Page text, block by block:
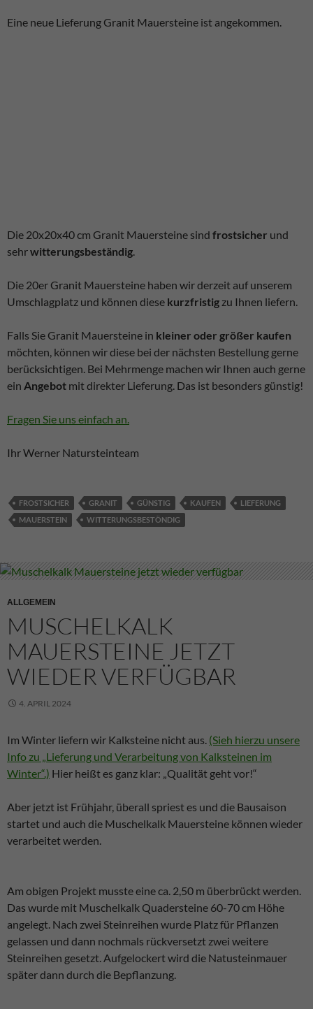
Eine neue Lieferung Granit Mauersteine ist angekommen.
Die 20x20x40 cm Granit Mauersteine sind frostsicher und
sehrwitterungsbeständig.
Die 20er Granit Mauersteine haben wir derzeit auf unserem
Umschlagplatz und können diese kurzfristig zu Ihnen liefern.
Falls Sie Granit Mauersteine in kleiner oder größer kaufen
möchten, können wir diese bei der nächsten Bestellung gerne
berücksichtigen. Bei Mehrmenge machen wir Ihnen auch gerne
ein Angebot mit direkter Lieferung. Das ist besonders günstig!
Fragen Sie uns einfach an.
Ihr Werner Natursteinteam
FROSTSICHER GRANIT GÜNSTIG KAUFEN
LIEFERUNG
MAUERSTEIN
WITTERUNGSBESTÖNDIG
ALLGEMEIN
MUSCHELKALK
MAUERSTEINE JETZT
WIEDER VERFÜGBAR
4. APRIL 2024
Im Winter liefern wir Kalksteine nicht aus. (Sieh hierzu unsere
Info zu „Lieferung und Verarbeitung von Kalksteinen im
Winter“.) Hier heißt es ganz klar: „Qualität geht vor!“
Aber jetzt ist Frühjahr, überall spriest es und die Bausaison
startet und auch die Muschelkalk Mauersteine können wieder
verarbeitet werden.
Am obigen Projekt musste eine ca. 2,50 m überbrückt werden.
Das wurde mit Muschelkalk Quadersteine 60-70 cm Höhe
angelegt. Nach zwei Steinreihen wurde Platz für Pflanzen
gelassen und dann nochmals rückversetzt zwei weitere
Steinreihen gesetzt. Aufgelockert wird die Natusteinmauer
später dann durch die Bepflanzung.